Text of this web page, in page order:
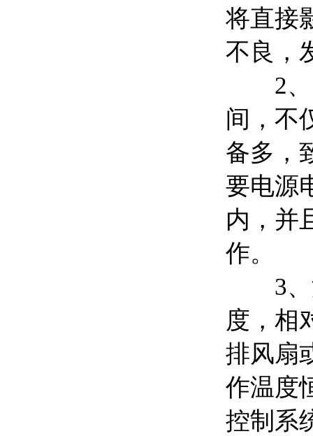
将直接
不良，
2
间，不
备多，
要电源
内，并
作。
3
度，相
排风扇
作温度
控制系